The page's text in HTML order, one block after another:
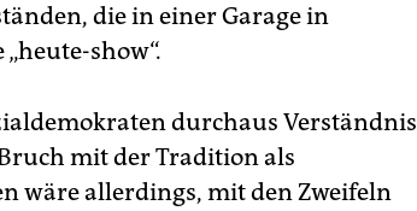
die in einer Garage in
show“.
durchaus Verständnis
mit der Tradition als
wäre allerdings, mit den Zweifeln